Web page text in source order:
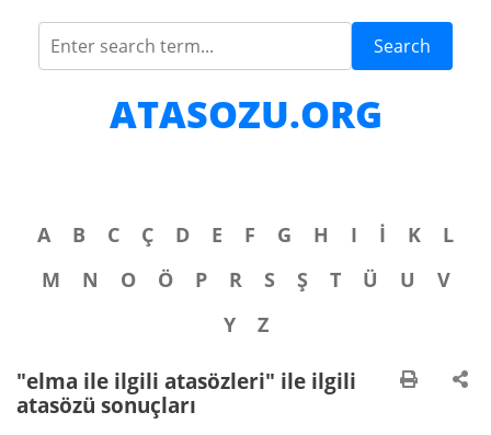
Search
ATASOZU.ORG
A B C Ç D E F G H I İ K
L
M
N O Ö P R S Ş T Ü U
V
Y
Z
"elma ile ilgili atasözleri" ile ilgili
atasözü sonuçları